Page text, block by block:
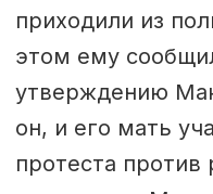
приходили из
этом ему
утверждению
он, и его мать
протеста против